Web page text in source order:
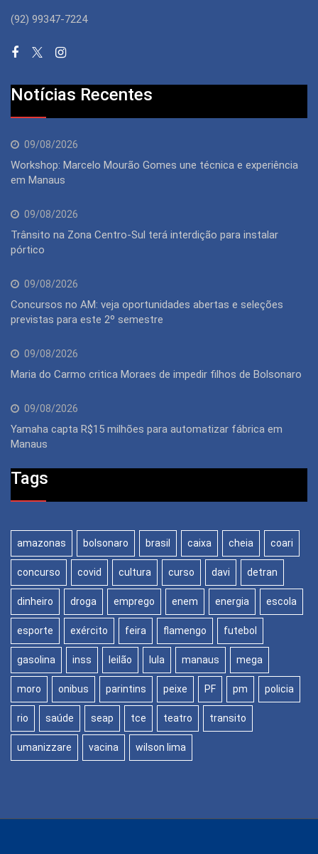
(92) 99347-7224
Notícias Recentes
09/08/2026
Workshop: Marcelo Mourão Gomes une técnica e experiência
em Manaus
09/08/2026
Trânsito na Zona Centro-Sul terá interdição para instalar
pórtico
09/08/2026
Concursos no AM: veja oportunidades abertas e seleções
previstas para este 2º semestre
09/08/2026
Maria do Carmo critica Moraes de impedir filhos de Bolsonaro
09/08/2026
Yamaha capta R$15 milhões para automatizar fábrica em
Manaus
Tags
amazonas bolsonaro brasil caixa cheia coari
concurso covid cultura curso davi detran
dinheiro droga emprego enem energia escola
esporte exército feira flamengo futebol
gasolina inss leilão lula manaus mega
moro onibus parintins peixe PF pm policia
rio saúde seap tce teatro transito
umanizzare vacina wilson lima